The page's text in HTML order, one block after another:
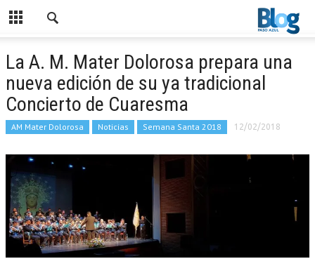
La A. M. Mater Dolorosa prepara una
nueva edición de su ya tradicional
Concierto de Cuaresma
AM Mater Dolorosa Noticias Semana Santa 2018 12/02/2018